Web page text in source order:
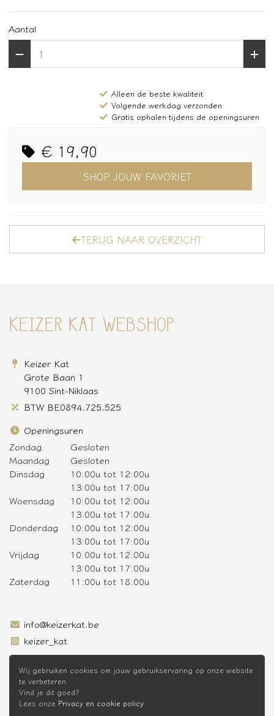
Aantal
Alleen de beste kwaliteit
Volgende werkdag verzonden
Gratis ophalen tijdens de openingsuren
€ 19,90
SHOP JOUW FAVORIET
TERUG NAAR OVERZICHT
KEIZER KAT WEBSHOP
Keizer Kat
Grote Baan 1
9100 Sint-Niklaas
BTW BE0894.725.525
Openingsuren
Zondag
Gesloten
Maandag
Gesloten
Dinsdag
10:00u tot 12:00u
13:00u tot 17:00u
Woensdag
10:00u tot 12:00u
13:00u tot 17:00u
Donderdag
10:00u tot 12:00u
13:00u tot 17:00u
Vrijdag
10:00u tot 12:00u
13:00u tot 17:00u
Zaterdag
11:00u tot 18:00u
info@keizerkat.be
keizer_kat
SCHRIJF JE IN OP DE NIEUWSBRIEF
Wij gebruiken cookies om jouw gebruikservaring op onze website
te verbeteren.
Vind je dit goed?
Lees onze Privacy en cookie policy.